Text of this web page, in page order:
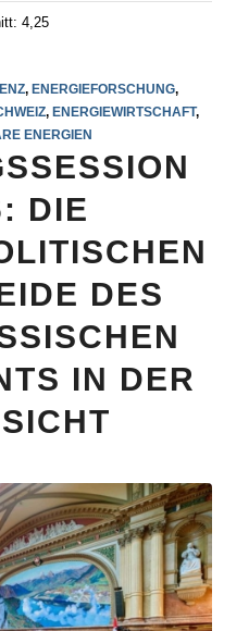
4,25
,ENERGIEFORSCHUNG,
, ENERGIEWIRTSCHAFT,
ENERGIEN
DIE
DES
IN DER